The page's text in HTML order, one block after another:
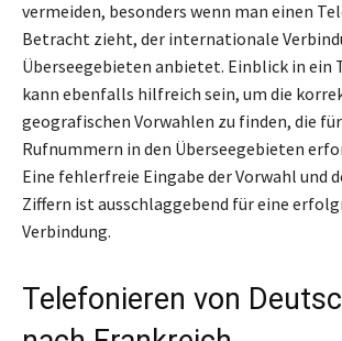
vermeiden, besonders wenn man einen
Betracht zieht, der internationale
Überseegebieten anbietet. Einblick in ein
kann ebenfalls hilfreich sein, um die
geografischen Vorwahlen zu finden, die
Rufnummern in den Überseegebieten
Eine fehlerfreie Eingabe der Vorwahl und
Ziffern ist ausschlaggebend für eine
Verbindung.
Telefonieren von